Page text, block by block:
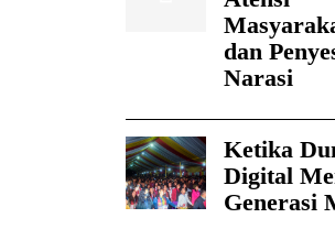
dan
Narasi
Ketika
Digital
Generasi